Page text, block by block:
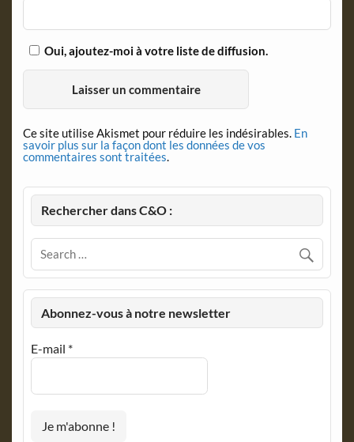
Oui, ajoutez-moi à votre liste de diffusion.
Ce site utilise Akismet pour réduire les indésirables. En
savoir plus sur la façon dont les données de vos
commentaires sont traitées.
Rechercher dans C&O :
Abonnez-vous à notre newsletter
E-mail *